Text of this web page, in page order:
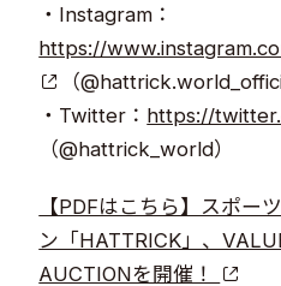
・Instagram：
https://
（
・Twitter： https://
（@hattrick_world）
【PDFはこちら】スポー
ン「HATTRICK」、
AUCTIONを開催！